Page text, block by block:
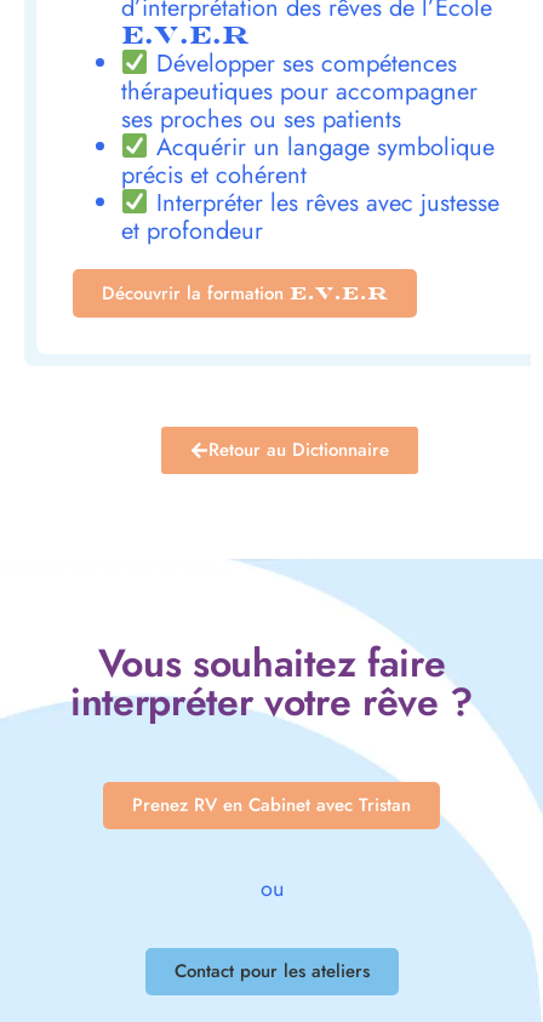
d’interprétation des rêves de l’École
E.V.E.R
Développer ses compétences
thérapeutiques pour accompagner
ses proches ou ses patients
Acquérir un langage symbolique
précis et cohérent
Interpréter les rêves avec justesse
et profondeur
Découvrir la formation E.V.E.R
Retour au Dictionnaire
Vous souhaitez faire
interpréter votre rêve ?
Prenez RV en Cabinet avec Tristan
ou
Contact pour les ateliers